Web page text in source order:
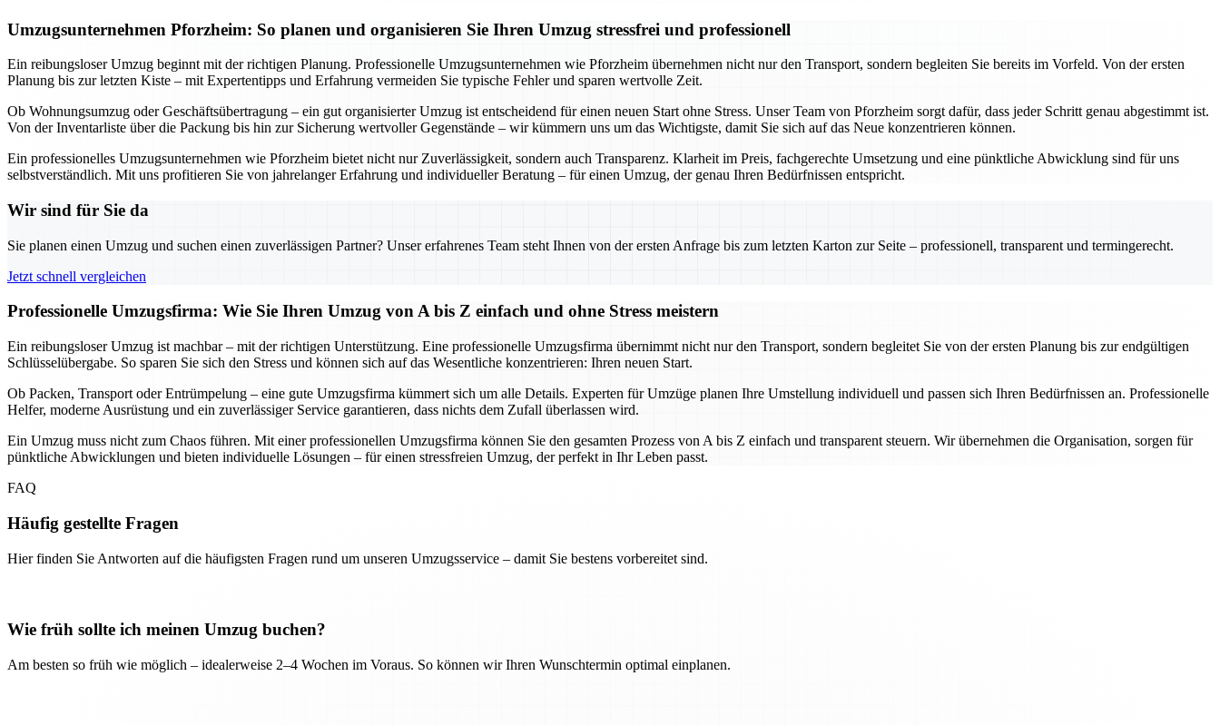
Umzugsunternehmen Pforzheim: So planen und organisieren Sie Ihren Umzug stressfrei und professionell
Ein reibungsloser Umzug beginnt mit der richtigen Planung. Professionelle Umzugsunternehmen wie Pforzheim übernehmen nicht nur den Transport, sondern begleiten Sie bereits im Vorfeld. Von der ersten
Planung bis zur letzten Kiste – mit Expertentipps und Erfahrung vermeiden Sie typische Fehler und sparen wertvolle Zeit.
Ob Wohnungsumzug oder Geschäftsübertragung – ein gut organisierter Umzug ist entscheidend für einen neuen Start ohne Stress. Unser Team von Pforzheim sorgt dafür, dass jeder Schritt genau abgestimmt ist.
Von der Inventarliste über die Packung bis hin zur Sicherung wertvoller Gegenstände – wir kümmern uns um das Wichtigste, damit Sie sich auf das Neue konzentrieren können.
Ein professionelles Umzugsunternehmen wie Pforzheim bietet nicht nur Zuverlässigkeit, sondern auch Transparenz. Klarheit im Preis, fachgerechte Umsetzung und eine pünktliche Abwicklung sind für uns
selbstverständlich. Mit uns profitieren Sie von jahrelanger Erfahrung und individueller Beratung – für einen Umzug, der genau Ihren Bedürfnissen entspricht.
Wir sind für Sie da
Sie planen einen Umzug und suchen einen zuverlässigen Partner? Unser erfahrenes Team steht Ihnen von der ersten Anfrage bis zum letzten Karton zur Seite – professionell, transparent und termingerecht.
Jetzt schnell vergleichen
Professionelle Umzugsfirma: Wie Sie Ihren Umzug von A bis Z einfach und ohne Stress meistern
Ein reibungsloser Umzug ist machbar – mit der richtigen Unterstützung. Eine professionelle Umzugsfirma übernimmt nicht nur den Transport, sondern begleitet Sie von der ersten Planung bis zur endgültigen
Schlüsselübergabe. So sparen Sie sich den Stress und können sich auf das Wesentliche konzentrieren: Ihren neuen Start.
Ob Packen, Transport oder Entrümpelung – eine gute Umzugsfirma kümmert sich um alle Details. Experten für Umzüge planen Ihre Umstellung individuell und passen sich Ihren Bedürfnissen an. Professionelle
Helfer, moderne Ausrüstung und ein zuverlässiger Service garantieren, dass nichts dem Zufall überlassen wird.
Ein Umzug muss nicht zum Chaos führen. Mit einer professionellen Umzugsfirma können Sie den gesamten Prozess von A bis Z einfach und transparent steuern. Wir übernehmen die Organisation, sorgen für
pünktliche Abwicklungen und bieten individuelle Lösungen – für einen stressfreien Umzug, der perfekt in Ihr Leben passt.
FAQ
Häufig gestellte Fragen
Hier finden Sie Antworten auf die häufigsten Fragen rund um unseren Umzugsservice – damit Sie bestens vorbereitet sind.
Wie früh sollte ich meinen Umzug buchen?
Am besten so früh wie möglich – idealerweise 2–4 Wochen im Voraus. So können wir Ihren Wunschtermin optimal einplanen.